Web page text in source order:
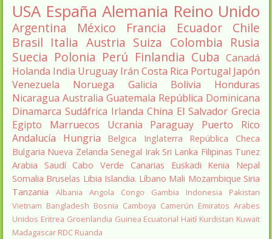
USA España Alemania Reino Unido
Argentina México Francia Ecuador
Chile
Brasil Italia Austria Suiza Colombia Rusia
Suecia Polonia Perú Finlandia Cuba Canadá
Holanda India Uruguay Irán Costa Rica Portugal Japón
Venezuela
Noruega Galicia Bolivia
Honduras
Nicaragua Australia Guatemala República Dominicana
Dinamarca Sudáfrica Irlanda China El Salvador Grecia
Egipto
Marruecos Ucrania Paraguay
Puerto Rico
Andalucía
Hungria Belgica Inglaterra
República Checa
Bulgaria Nueva Zelanda Senegal Irak Sri Lanka Filipinas Tunez
Arabia Saudí Cabo Verde Canarias Euskadi Kenia
Nepal
Somalia Bruselas Libia Islandia. Líbano Mali Mozambique Siria
Tanzania
Albania Angola Congo Gambia Indonesia
Pakistan
Vietnam Bangladesh Bosnia Camboya Camerún Emiratos Arabes
Unidos Eritrea Groenlandia Guinea Ecuatorial Haití Kurdistan Kuwait
Madagascar RDC Ruanda